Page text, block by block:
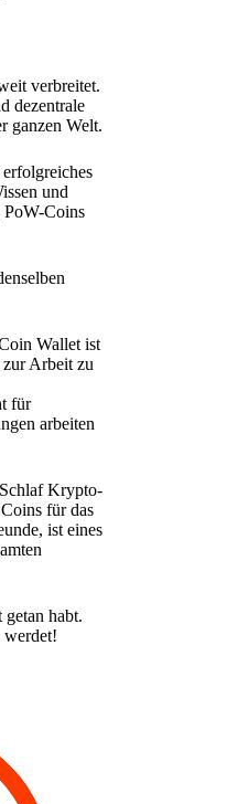
verbreitet.
dezentrale
ganzen Welt.
und
PoW-Coins
Wallet ist
Arbeit zu
für
arbeiten
Krypto-
für das
ist eines
habt.
werdet!